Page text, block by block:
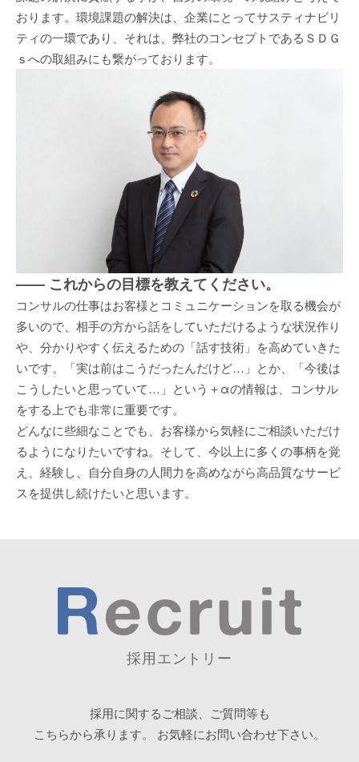
おります。環境課題の解決は、企業にとってサスティナビリ
ティの一環であり、それは、弊社のコンセプトであるＳＤＧ
ｓへの取組みにも繋がっております。
—— これからの目標を教えてください。
コンサルの仕事はお客様とコミュニケーションを取る機会が
多いので、相手の方から話をしていただけるような状況作り
や、分かりやすく伝えるための「話す技術」を高めていきた
いです。「実は前はこうだったんだけど…」とか、「今後は
こうしたいと思っていて…」という＋αの情報は、コンサル
をする上でも非常に重要です。
どんなに些細なことでも、お客様から気軽にご相談いただけ
るようになりたいですね。そして、今以上に多くの事柄を覚
え、経験し、自分自身の人間力を高めながら高品質なサービ
スを提供し続けたいと思います。
採用エントリー
採用に関するご相談、ご質問等も
こちらから承ります。 お気軽にお問い合わせ下さい。